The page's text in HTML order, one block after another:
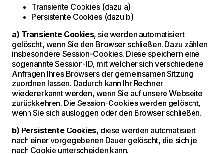
Transiente Cookies (dazu a)
Persistente Cookies (dazu b)
a) Transiente Cookies, sie werden automatisiert
gelöscht, wenn Sie den Browser schließen. Dazu zählen
insbesondere Session-Cookies. Diese speichern eine
sogenannte Session-ID, mit welcher sich verschiedene
Anfragen Ihres Browsers der gemeinsamen Sitzung
zuordnen lassen. Dadurch kann Ihr Rechner
wiedererkannt werden, wenn Sie auf unsere Webseite
zurückkehren. Die Session-Cookies werden gelöscht,
wenn Sie sich ausloggen oder den Browser schließen.
b) Persistente Cookies, diese werden automatisiert
nach einer vorgegebenen Dauer gelöscht, die sich je
nach Cookie unterscheiden kann.